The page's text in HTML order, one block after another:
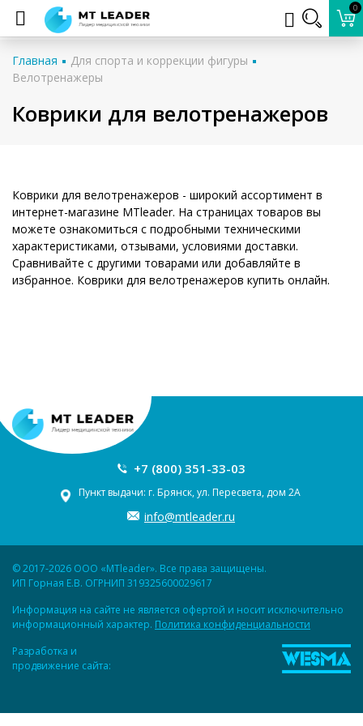
0
Главная
Для спорта и коррекции фигуры
Велотренажеры
Коврики для велотренажеров
Коврики для велотренажеров - широкий ассортимент в
интернет-магазине MTleader. На страницах товаров вы
можете ознакомиться с подробными техническими
характеристиками, отзывами, условиями доставки.
Сравнивайте с другими товарами или добавляйте в
избранное. Коврики для велотренажеров купить онлайн.
+7 (800) 351-33-03
Пункт выдачи: г. Брянск, ул. Пересвета, дом 2А
info@mtleader.ru
© 2017-2026 ООО «MTleader». Все права защищены.
ИП Горная Е.В. ОГРНИП 319325600029617
Информация на сайте не является офертой и носит исключительно
информационный характер. Политика конфиденциальности
Разработка и
продвижение сайта: